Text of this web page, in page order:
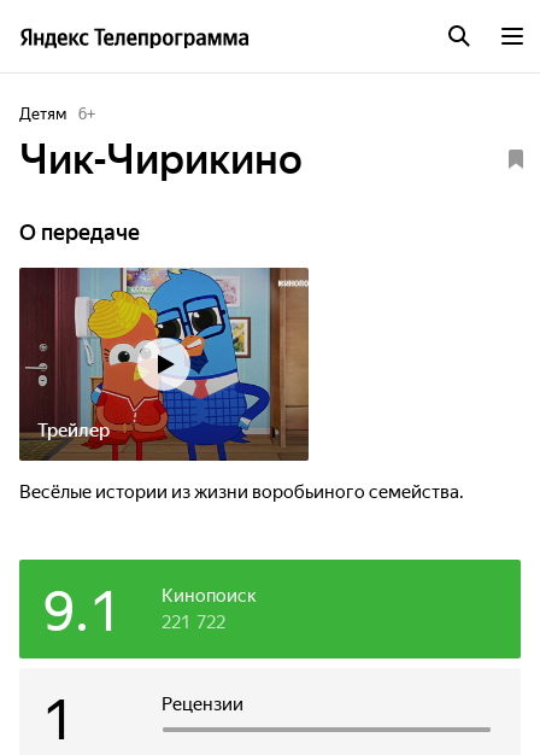
Детям 6+
Чик-Чирикино
О передаче
Трейлер
Весёлые истории из жизни воробьиного семейства.
Кинопоиск
9.1 221 722
Рецензии
1